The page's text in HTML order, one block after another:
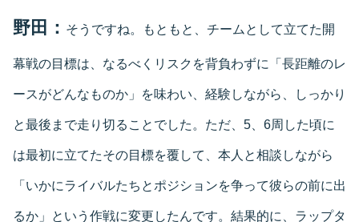
野田： そうですね。もともと、チームとして立てた開
幕戦の目標は、なるべくリスクを背負わずに「長距離のレ
ースがどんなものか」を味わい、経験しながら、しっかり
と最後まで走り切ることでした。ただ、5、6周した頃に
は最初に立てたその目標を覆して、本人と相談しながら
「いかにライバルたちとポジションを争って彼らの前に出
るか」という作戦に変更したんです。結果的に、ラップタ